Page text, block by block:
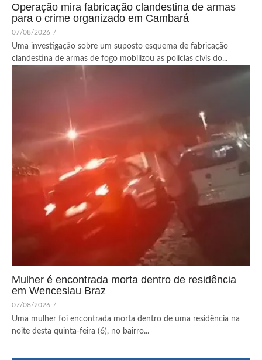
Operação mira fabricação clandestina de armas
para o crime organizado em Cambará
07/08/2026 /
Uma investigação sobre um suposto esquema de fabricação
clandestina de armas de fogo mobilizou as polícias civis do...
Mulher é encontrada morta dentro de residência
em Wenceslau Braz
07/08/2026 /
Uma mulher foi encontrada morta dentro de uma residência na
noite desta quinta-feira (6), no bairro...